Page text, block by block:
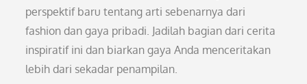
perspektif baru tentang arti sebenarnya dari
fashion dan gaya pribadi. Jadilah bagian dari cerita
inspiratif ini dan biarkan gaya Anda menceritakan
lebih dari sekadar penampilan.